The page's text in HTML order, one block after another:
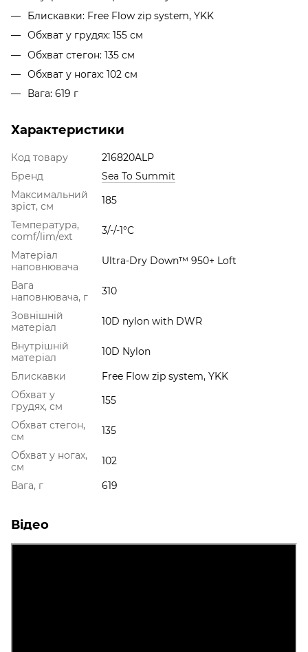
Блискавки: Free Flow zip system, YKK
Обхват у грудях: 155 см
Обхват стегон: 135 см
Обхват у ногах: 102 см
Вага: 619 г
Характеристики
Код товару
216820ALP
Бренд
Sea To Summit
Максимальний
зріст, см
185
Температура,
comf/lim/ext
3/-/-1°C
Матеріал
наповнювача
Ultra-Dry Down™ 950+ Loft
Вага
наповнювача, г
310
Зовнішній
матеріал
10D nylon with DWR
Внутрішній
матеріал
10D Nylon
Блискавки
Free Flow zip system, YKK
Обхват у
грудях, см
155
Обхват стегон,
см
135
Обхват у ногах,
см
102
Вага, г
619
Відео